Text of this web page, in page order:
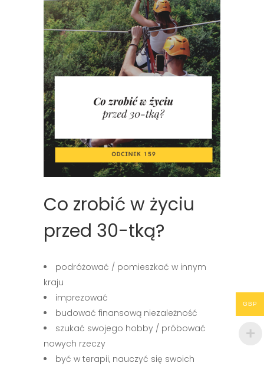
Co zrobić w życiu
przed 30-tką?
podróżować / pomieszkać w innym
kraju
imprezować
budować finansową niezależność
szukać swojego hobby / próbować
nowych rzeczy
być w terapii, nauczyć się swoich
GBP